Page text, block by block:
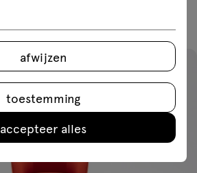
afwijzen
toestemming
accepteer alles